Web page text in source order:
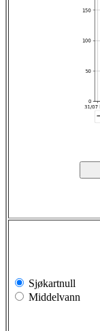
Sjøkartnull
Middelvann